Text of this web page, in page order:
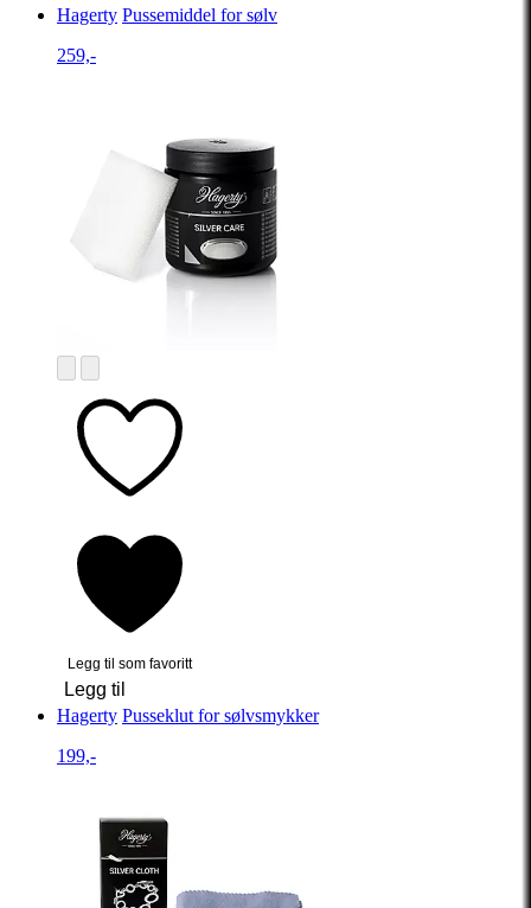
Hagerty Pussemiddel for sølv
259,-
Legg til som favoritt
Legg til
Hagerty Pusseklut for sølvsmykker
199,-